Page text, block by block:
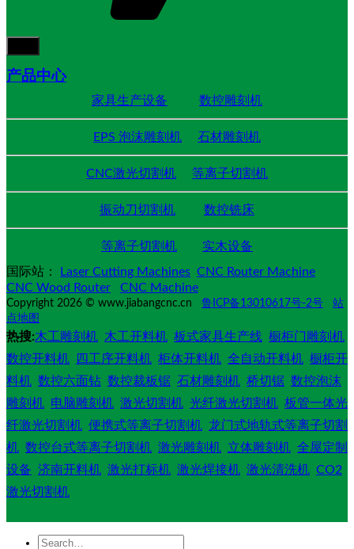
产品中心
家具生产设备 数控雕刻机
EPS 泡沫雕刻机 石材雕刻机
CNC激光切割机 等离子切割机
振动刀切割机 数控铣床
等离子切割机
实木设备
国际站：
Laser Cutting Machines CNC Router Machine
CNC Wood Router
CNC Machine
Copyright 2026 © www.jiabangcnc.cn 鲁ICP备13010617号-2号
站
点地图
热搜:木工雕刻机 木工开料机 板式家具生产线 橱柜门雕刻机
数控开料机
四工序开料机 柜体开料机 全自动开料机 橱柜开
料机 数控六面钻 数控裁板锯 石材雕刻机 桥切锯 数控泡沫
雕刻机 电脑雕刻机 激光切割机 光纤激光切割机 板管一体光
纤激光切割机 便携式等离子切割机 龙门式地轨式等离子切割
机 数控台式等离子切割机 激光雕刻机 立体雕刻机 全屋定制
设备 济南开料机 激光打标机 激光焊接机 激光清洗机 CO2
激光切割机
Search